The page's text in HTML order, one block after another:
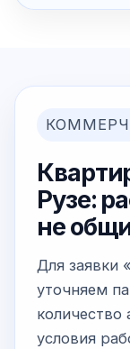
Рузе:
не
Для заявки
уточняем
количество
условия